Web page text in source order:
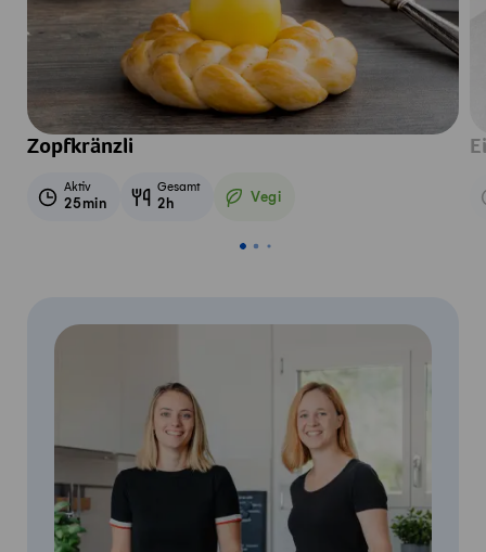
Zopfkränzli
Aktiv
25min
Gesamt
2h Vegi
Vegetarisch